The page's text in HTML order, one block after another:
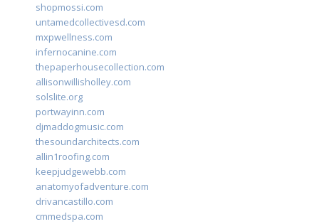
shopmossi.com
untamedcollectivesd.com
mxpwellness.com
infernocanine.com
thepaperhousecollection.com
allisonwillisholley.com
solslite.org
portwayinn.com
djmaddogmusic.com
thesoundarchitects.com
allin1roofing.com
keepjudgewebb.com
anatomyofadventure.com
drivancastillo.com
cmmedspa.com